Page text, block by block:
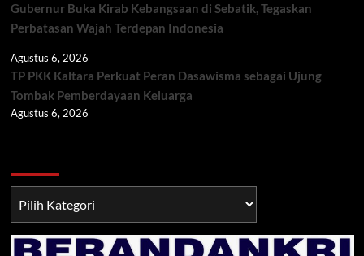
Gubernur Buka Kirab Kebangsaan di Sebatik, Tegaskan
Perbatasan Wajah Terdepan Indonesia
Agustus 6, 2026
TP PKK Kaltara Perkuat Peran Dasawisma sebagai Ujung
Tombak Pemberdayaan Keluarga
Agustus 6, 2026
TNI/POLRI